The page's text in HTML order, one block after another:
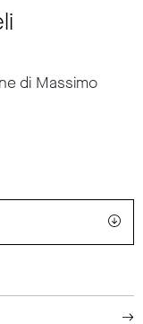
di Massimo